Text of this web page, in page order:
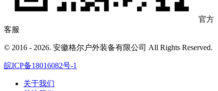
官方
客服
© 2016 - 2026. 安徽格尔户外装备有限公司 All Rights Reserved.
皖ICP备18016082号-1
关于我们